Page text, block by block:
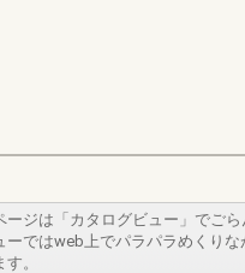
ージは「カタログビュー」でご
ーではweb上でパラパラめくりな
。